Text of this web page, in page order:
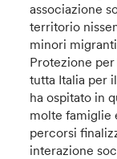
associazione
territorio
minori
Protezione
tutta Italia per
ha ospitato in
molte famiglie
percorsi
interazione